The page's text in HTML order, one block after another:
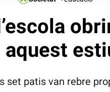
aquest
set patis van rebre